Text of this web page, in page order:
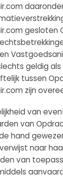
gesloten
geldig
tussen
zijn
van
van
hand
naar
van